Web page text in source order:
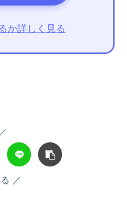
か詳しく見る